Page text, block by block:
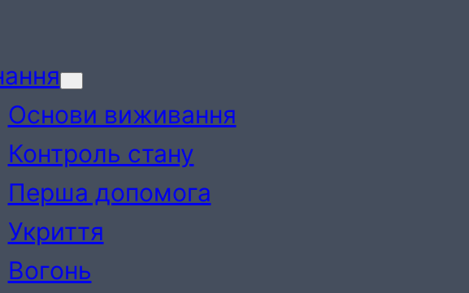
Основи виживання
Контроль стану
Перша допомога
Укриття
Вогонь